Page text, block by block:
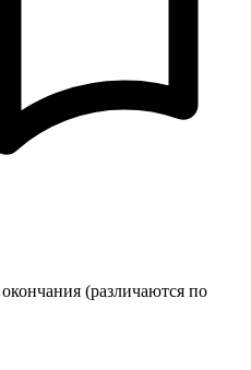
(различаются по